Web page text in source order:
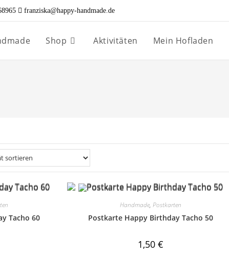
franziska@happy-handmade.de
Shop Aktivitäten Mein Hofladen
Tacho 60
Handmade,Postkarten
Postkarte Happy Birthday Tacho 50
1,50€